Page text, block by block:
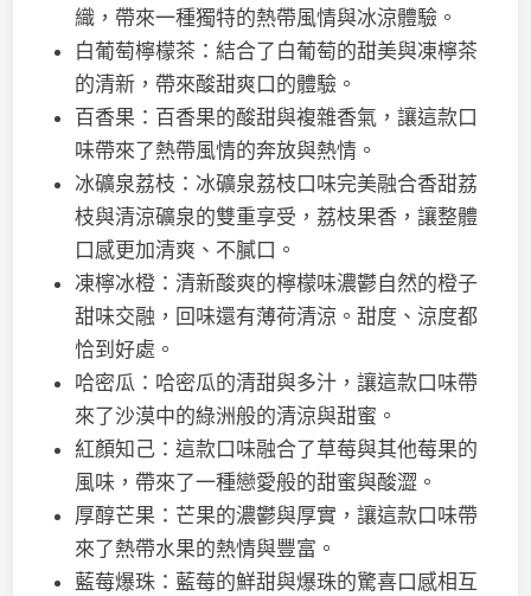
織，帶來一種獨特的熱帶風情與冰涼體驗。
白葡萄檸檬茶：結合了白葡萄的甜美與凍檸茶
的清新，帶來酸甜爽口的體驗。
百香果：百香果的酸甜與複雜香氣，讓這款口
味帶來了熱帶風情的奔放與熱情。
冰礦泉荔枝：冰礦泉荔枝口味完美融合香甜荔
枝與清涼礦泉的雙重享受，荔枝果香，讓整體
口感更加清爽、不膩口。
凍檸冰橙：清新酸爽的檸檬味濃鬱自然的橙子
甜味交融，回味還有薄荷清涼。甜度、涼度都
恰到好處。
哈密瓜：哈密瓜的清甜與多汁，讓這款口味帶
來了沙漠中的綠洲般的清涼與甜蜜。
紅顏知己：這款口味融合了草莓與其他莓果的
風味，帶來了一種戀愛般的甜蜜與酸澀。
厚醇芒果：芒果的濃鬱與厚實，讓這款口味帶
來了熱帶水果的熱情與豐富。
藍莓爆珠：藍莓的鮮甜與爆珠的驚喜口感相互